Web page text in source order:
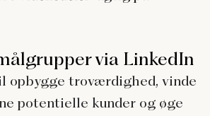
via LinkedIn
opbygge troværdighed, vinde
potentielle kunder og øge